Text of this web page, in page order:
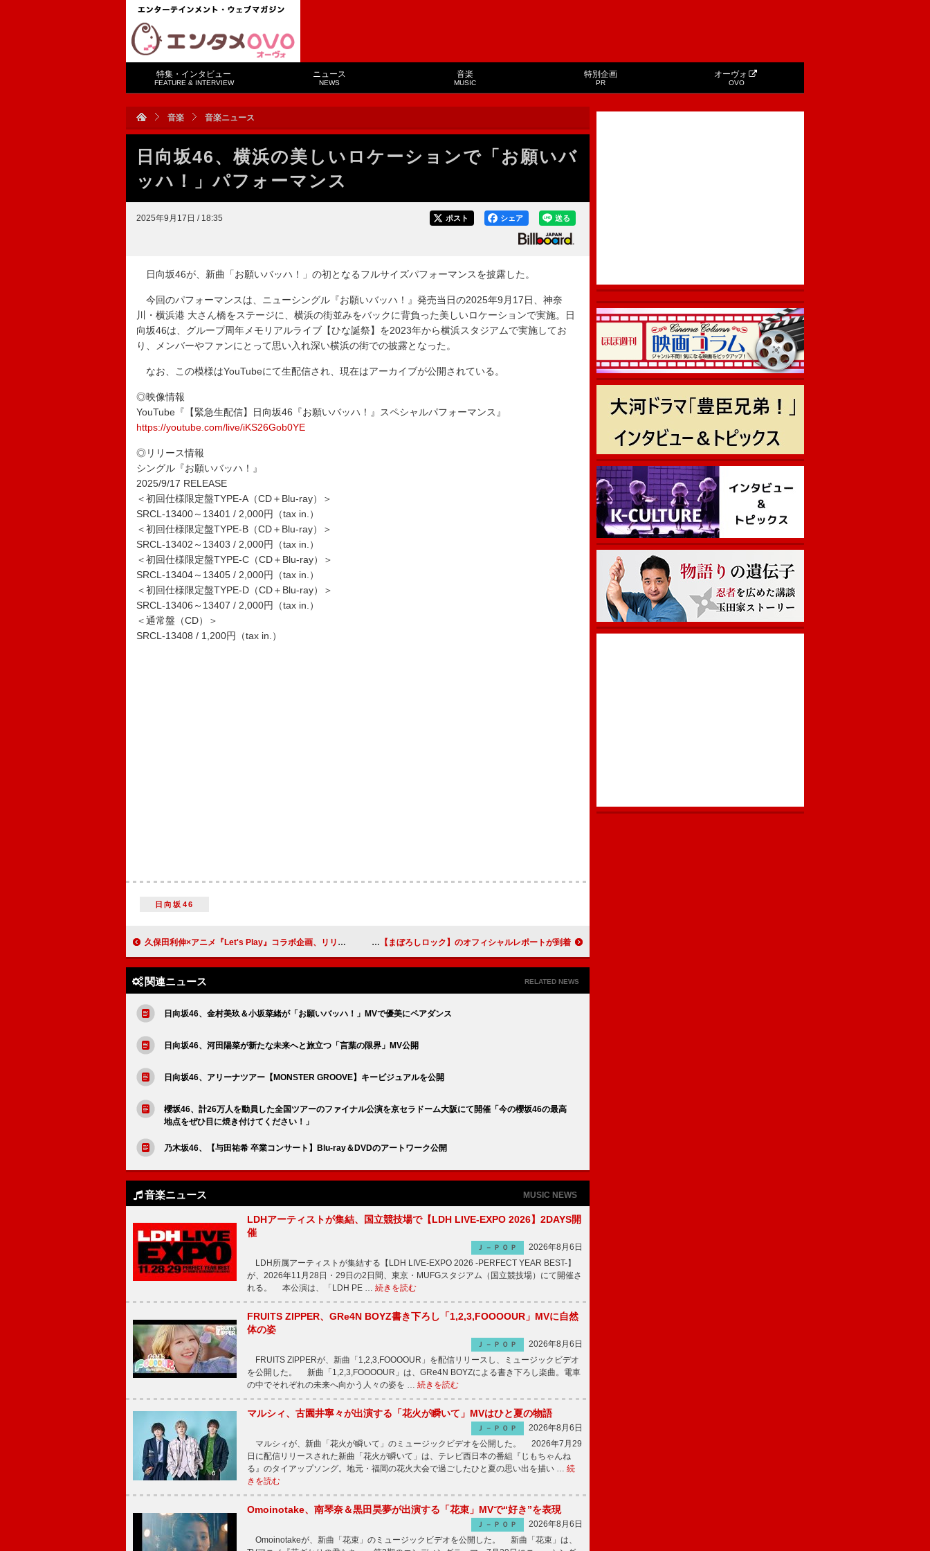
特集・インタビュー
FEATURE & INTERVIEW
ニュース
NEWS
音楽
MUSIC
特別企画
PR
オーヴォ
OVO
音楽 音楽ニュース
日向坂46、横浜の美しいロケーションで「お願いバ
ッハ！」パフォーマンス
2025年9月17日 / 18:35 送る
シェア
ポスト
日向坂46が、新曲「お願いバッハ！」の初となるフルサイズパフォーマンスを披露した。
今回のパフォーマンスは、ニューシングル『お願いバッハ！』発売当日の2025年9月17日、神奈
川・横浜港 大さん橋をステージに、横浜の街並みをバックに背負った美しいロケーションで実施。日
向坂46は、グループ周年メモリアルライブ【ひな誕祭】を2023年から横浜スタジアムで実施してお
り、メンバーやファンにとって思い入れ深い横浜の街での披露となった。
なお、この模様はYouTubeにて生配信され、現在はアーカイブが公開されている。
◎映像情報
YouTube『【緊急生配信】日向坂46『お願いバッハ！』スペシャルパフォーマンス』
https://youtube.com/live/iKS26Gob0YE
◎リリース情報
シングル『お願いバッハ！』
2025/9/17 RELEASE
＜初回仕様限定盤TYPE-A（CD＋Blu-ray）＞
SRCL-13400～13401 / 2,000円（tax in.）
＜初回仕様限定盤TYPE-B（CD＋Blu-ray）＞
SRCL-13402～13403 / 2,000円（tax in.）
＜初回仕様限定盤TYPE-C（CD＋Blu-ray）＞
SRCL-13404～13405 / 2,000円（tax in.）
＜初回仕様限定盤TYPE-D（CD＋Blu-ray）＞
SRCL-13406～13407 / 2,000円（tax in.）
＜通常盤（CD）＞
SRCL-13408 / 1,200円（tax in.）
日向坂46
久保田利伸×アニメ『Let's Play』コラボ企画、リリックビデオ第2弾は「LOVE RAIN ～恋の雨～」 Sundae May Club、ワンマンライブ【まぼろしロック】のオフィシャルレポートが到着
関連ニュース RELATED NEWS
日向坂46、金村美玖＆小坂菜緒が「お願いバッハ！」MVで優美にペアダンス
日向坂46、河田陽菜が新たな未来へと旅立つ「言葉の限界」MV公開
日向坂46、アリーナツアー【MONSTER GROOVE】キービジュアルを公開
櫻坂46、計26万人を動員した全国ツアーのファイナル公演を京セラドーム大阪にて開催「今の櫻坂46の最高
地点をぜひ目に焼き付けてください！」
乃木坂46、【与田祐希 卒業コンサート】Blu-ray＆DVDのアートワーク公開
音楽ニュース MUSIC NEWS
LDHアーティストが集結、国立競技場で【LDH LIVE-EXPO 2026】2DAYS開
催
Ｊ－ＰＯＰ
2026年8月6日
LDH所属アーティストが集結する【LDH LIVE-EXPO 2026 -PERFECT YEAR BEST-】
が、2026年11月28日・29日の2日間、東京・MUFGスタジアム（国立競技場）にて開催さ
れる。 本公演は、「LDH PE … 続きを読む
FRUITS ZIPPER、GRe4N BOYZ書き下ろし「1,2,3,FOOOOUR」MVに自然
体の姿
Ｊ－ＰＯＰ
2026年8月6日
FRUITS ZIPPERが、新曲「1,2,3,FOOOOUR」を配信リリースし、ミュージックビデオ
を公開した。 新曲「1,2,3,FOOOOUR」は、GRe4N BOYZによる書き下ろし楽曲。電車
の中でそれぞれの未来へ向かう人々の姿を … 続きを読む
マルシィ、古園井寧々が出演する「花火が瞬いて」MVはひと夏の物語
Ｊ－ＰＯＰ
2026年8月6日
マルシィが、新曲「花火が瞬いて」のミュージックビデオを公開した。 2026年7月29
日に配信リリースされた新曲「花火が瞬いて」は、テレビ西日本の番組『じもちゃんね
る』のタイアップソング。地元・福岡の花火大会で過ごしたひと夏の思い出を描い … 続
きを読む
Omoinotake、南琴奈＆黒田昊夢が出演する「花束」MVで“好き”を表現
Ｊ－ＰＯＰ
2026年8月6日
Omoinotakeが、新曲「花束」のミュージックビデオを公開した。 新曲「花束」は、